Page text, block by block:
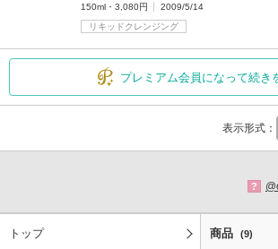
150ml・3,080円
2009/5/14
リキッドクレンジング
プレミアム会員になって続き
表示形式：
?
トップ 商品 (9)